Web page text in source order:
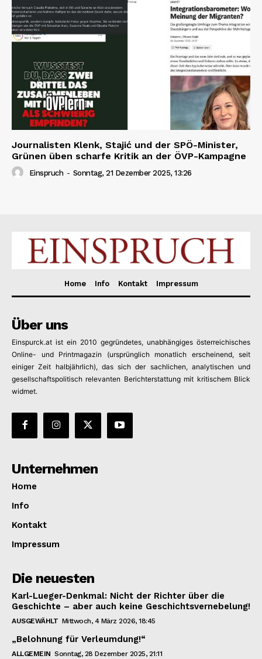
Journalisten Klenk, Stajić und der SPÖ-Minister,
Grünen üben scharfe Kritik an der ÖVP-Kampagne
Einspruch - Sonntag, 21 Dezember 2025, 13:26
Home Info Kontakt Impressum
Über uns
Einspurck.at ist ein 2010 gegründetes, unabhängiges österreichisches
Online- und Printmagazin (ursprünglich monatlich erscheinend, seit
einiger Zeit halbjährlich), das sich der sachlichen, analytischen und
gesellschaftspolitisch relevanten Berichterstattung mit kritischem Blick
widmet.
Unternehmen
Home
Info
Kontakt
Impressum
Die neuesten
Karl-Lueger-Denkmal: Nicht der Richter über die
Geschichte – aber auch keine Geschichtsvernebelung!
AUSGEWÄHLT Mittwoch, 4 März 2026, 18:45
„Belohnung für Verleumdung!“
ALLGEMEIN Sonntag, 28 Dezember 2025, 21:11